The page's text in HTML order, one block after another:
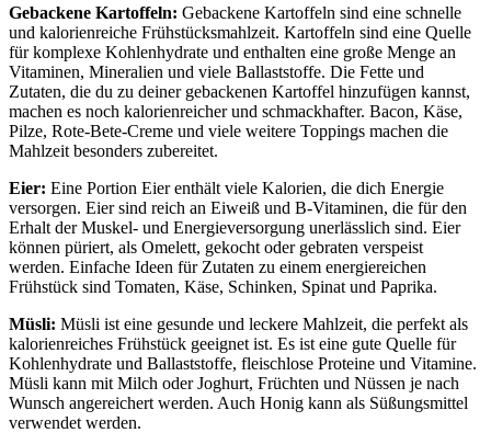
Gebackene Kartoffeln: Gebackene Kartoffeln sind eine schnelle
und kalorienreiche Frühstücksmahlzeit. Kartoffeln sind eine Quelle
für komplexe Kohlenhydrate und enthalten eine große Menge an
Vitaminen, Mineralien und viele Ballaststoffe. Die Fette und
Zutaten, die du zu deiner gebackenen Kartoffel hinzufügen kannst,
machen es noch kalorienreicher und schmackhafter. Bacon, Käse,
Pilze, Rote-Bete-Creme und viele weitere Toppings machen die
Mahlzeit besonders zubereitet.
Eier: Eine Portion Eier enthält viele Kalorien, die dich Energie
versorgen. Eier sind reich an Eiweiß und B-Vitaminen, die für den
Erhalt der Muskel- und Energieversorgung unerlässlich sind. Eier
können püriert, als Omelett, gekocht oder gebraten verspeist
werden. Einfache Ideen für Zutaten zu einem energiereichen
Frühstück sind Tomaten, Käse, Schinken, Spinat und Paprika.
Müsli: Müsli ist eine gesunde und leckere Mahlzeit, die perfekt als
kalorienreiches Frühstück geeignet ist. Es ist eine gute Quelle für
Kohlenhydrate und Ballaststoffe, fleischlose Proteine und Vitamine.
Müsli kann mit Milch oder Joghurt, Früchten und Nüssen je nach
Wunsch angereichert werden. Auch Honig kann als Süßungsmittel
verwendet werden.